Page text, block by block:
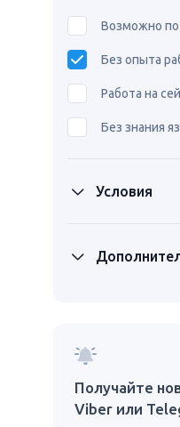
Возможно по
Без опыта
Работа на
Без знания
Условия
Получайте
Viber или